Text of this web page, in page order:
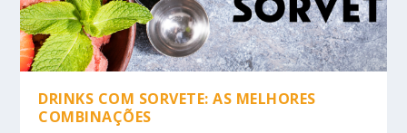
DRINKS COM SORVETE: AS MELHORES
COMBINAÇÕES